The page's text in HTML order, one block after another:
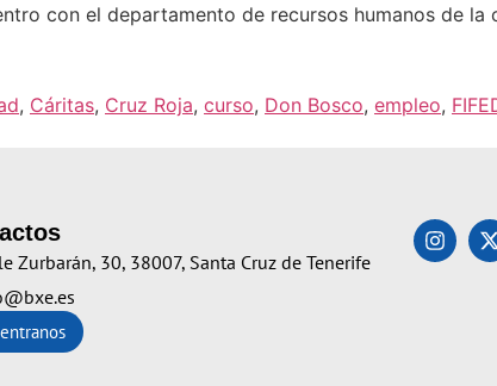
con el departamento de recursos humanos de la
, Cáritas, Cruz Roja, curso, Don Bosco, empleo,
Zurbarán, 30, 38007, Santa Cruz de Tenerife